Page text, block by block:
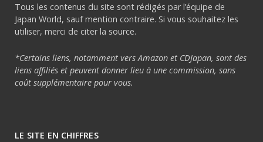
Tous les contenus du site sont rédigés par l’équipe de
Japan World, sauf mention contraire. Si vous souhaitez les
utiliser, merci de citer la source.
*Certains liens, notamment vers Amazon et CDJapan, sont des
liens affiliés et peuvent donner lieu à une commission, sans
coût supplémentaire pour vous.
LE SITE EN CHIFFRES